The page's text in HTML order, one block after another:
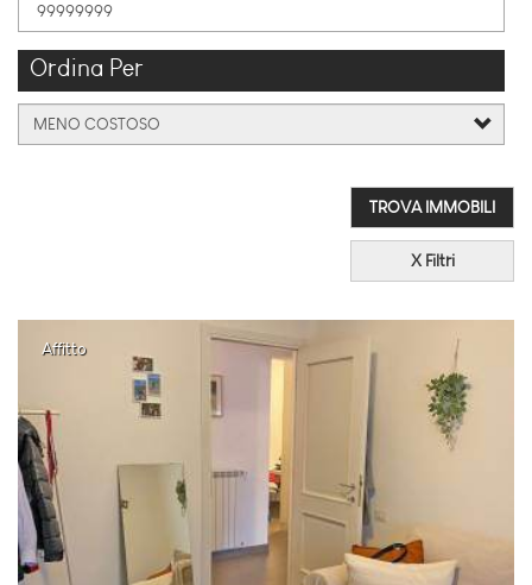
Ordina Per
TROVA IMMOBILI
X Filtri
Affitto